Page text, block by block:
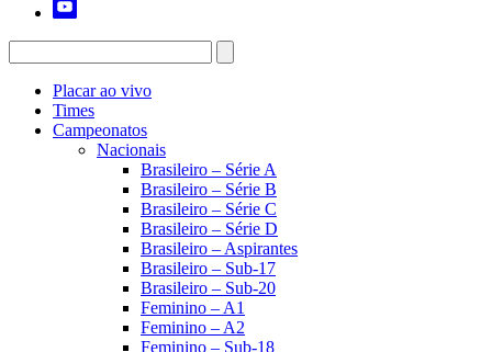
Placar ao vivo
Times
Campeonatos
Nacionais
Brasileiro – Série A
Brasileiro – Série B
Brasileiro – Série C
Brasileiro – Série D
Brasileiro – Aspirantes
Brasileiro – Sub-17
Brasileiro – Sub-20
Feminino – A1
Feminino – A2
Feminino – Sub-18